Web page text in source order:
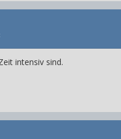
intensiv sind.